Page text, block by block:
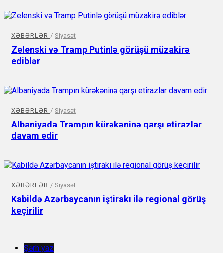
XƏBƏRLƏR / Siyasət
Zelenski və Tramp Putinlə görüşü müzakirə
ediblər
XƏBƏRLƏR / Siyasət
Albaniyada Trampın kürəkəninə qarşı etirazlar
davam edir
XƏBƏRLƏR / Siyasət
Kabildə Azərbaycanın iştirakı ilə regional görüş
keçirilir
Şərh yaz